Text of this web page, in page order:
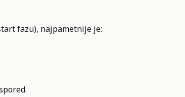
fazu), najpametnije je: